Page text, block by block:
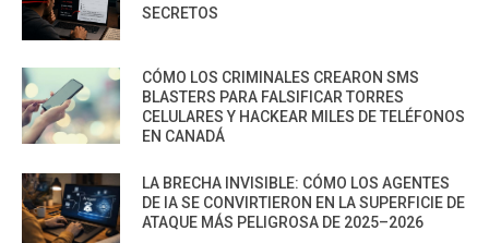
SECRETOS
CÓMO LOS CRIMINALES CREARON SMS
BLASTERS PARA FALSIFICAR TORRES
CELULARES Y HACKEAR MILES DE TELÉFONOS
EN CANADÁ
LA BRECHA INVISIBLE: CÓMO LOS AGENTES
DE IA SE CONVIRTIERON EN LA SUPERFICIE DE
ATAQUE MÁS PELIGROSA DE 2025–2026